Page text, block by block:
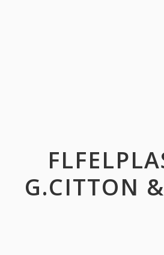
G.CITTON